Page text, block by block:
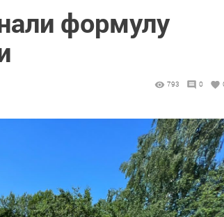
формулу
793 0